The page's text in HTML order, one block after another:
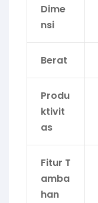
Dime
nsi
Berat
Produ
ktivit
as
Fitur T
amba
han